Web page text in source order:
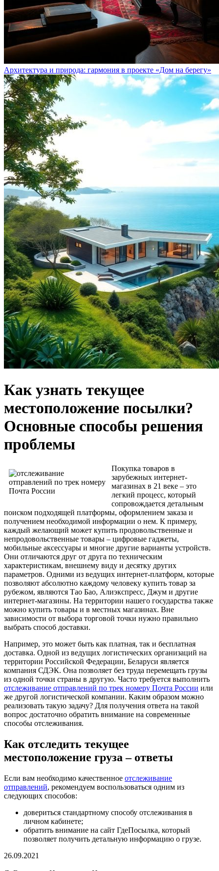
Архитектура и природа: гармония в проекте «Дом на берегу»
Как узнать текущее
местоположение посылки?
Основные способы решения
проблемы
Покупка товаров в
зарубежных интернет-
магазинах в 21 веке – это
легкий процесс, который
сопровождается детальным
поиском подходящей платформы, оформлением заказа и
получением необходимой информации о нем. К примеру,
каждый желающий может купить продовольственные и
непродовольственные товары – цифровые гаджеты,
мобильные аксессуары и многие другие варианты устройств.
Они отличаются друг от друга по техническим
характеристикам, внешнему виду и десятку других
параметров. Одними из ведущих интернет-платформ, которые
позволяют абсолютно каждому человеку купить товар за
рубежом, являются Тао Бао, Алиэкспресс, Джум и другие
интернет-магазины. На территории нашего государства также
можно купить товары и в местных магазинах. Вне
зависимости от выбора торговой точки нужно правильно
выбрать способ доставки.
Например, это может быть как платная, так и бесплатная
доставка. Одной из ведущих логистических организаций на
территории Российской Федерации, Беларуси является
компания СДЭК. Она позволяет без труда перемещать грузы
из одной точки страны в другую. Часто требуется выполнить
отслеживание отправлений по трек номеру Почта России или
же другой логистической компании. Каким образом можно
реализовать такую задачу? Для получения ответа на такой
вопрос достаточно обратить внимание на современные
способы отслеживания.
Как отследить текущее
местоположение груза – ответы
Если вам необходимо качественное отслеживание
отправлений, рекомендуем воспользоваться одним из
следующих способов:
довериться стандартному способу отслеживания в
личном кабинете;
обратить внимание на сайт ГдеПосылка, который
позволяет получить детальную информацию о грузе.
26.09.2021